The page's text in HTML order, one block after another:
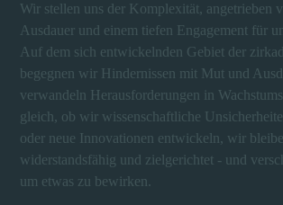
Wir stellen uns der Komplexität, angetrieben
Ausdauer und einem tiefen Engagement für
Auf dem sich entwickelnden Gebiet der
begegnen wir Hindernissen mit Mut und
verwandeln Herausforderungen in
gleich, ob wir wissenschaftliche
oder neue Innovationen entwickeln, wir
widerstandsfähig und zielgerichtet - und
um etwas zu bewirken.